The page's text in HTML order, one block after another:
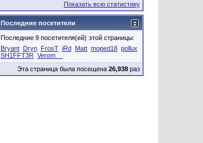
Показать всю статистику
Последние посетители
Последние 9 посетителя(ей) этой страницы:
Bryant
Dryn FrosT iRd Matt moped18 pollux
SH1FFT3R Verom__
Эта страница была посещена 26,938раз